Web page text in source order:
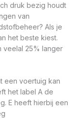
druk bezig houdt
van
Als je
het beste kiest.
veelal 25% langer
een voertuig kan
het label A de
E heeft hierbij een